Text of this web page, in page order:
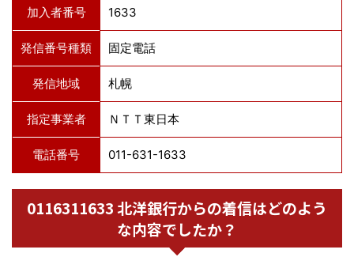
加入者番号 1633
発信番号種類 固定電話
発信地域 札幌
指定事業者 ＮＴＴ東日本
電話番号 011-631-1633
0116311633 北洋銀行からの着信はどのよう
な内容でしたか？